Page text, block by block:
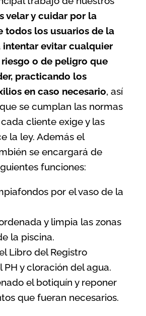
velar y cuidar por la
todos los usuarios de la
intentar evitar cualquier
o de peligro que
practicando los
en caso necesario, así
se cumplan las normas
cliente exige y las
la ley. Además el
se encargará de
funciones:
por el vaso de la
y limpia las zonas
la piscina.
Libro del Registro
PH y cloración del agua.
el botiquín y reponer
que fueran necesarios.